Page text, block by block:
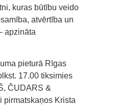
kuras būtību veido
atvērtība un
apzināta
pieturā Rīgas
17.00 tiksimies
ČUDARS &
pirmatskaņos Krista